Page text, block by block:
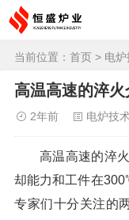
当前位置： 首页 > 电
高温高速的淬
2年前 电炉技
高温高速的淬
却能力和工件在
专家们十分关注的